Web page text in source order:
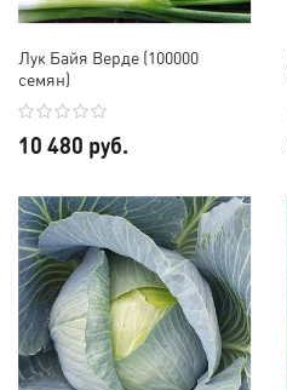
Лук Байя Верде (100000
семян)
10 480 руб.